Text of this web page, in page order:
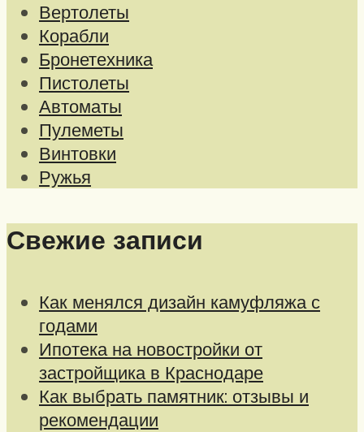
Вертолеты
Корабли
Бронетехника
Пистолеты
Автоматы
Пулеметы
Винтовки
Ружья
Свежие записи
Как менялся дизайн камуфляжа с
годами
Ипотека на новостройки от
застройщика в Краснодаре
Как выбрать памятник: отзывы и
рекомендации